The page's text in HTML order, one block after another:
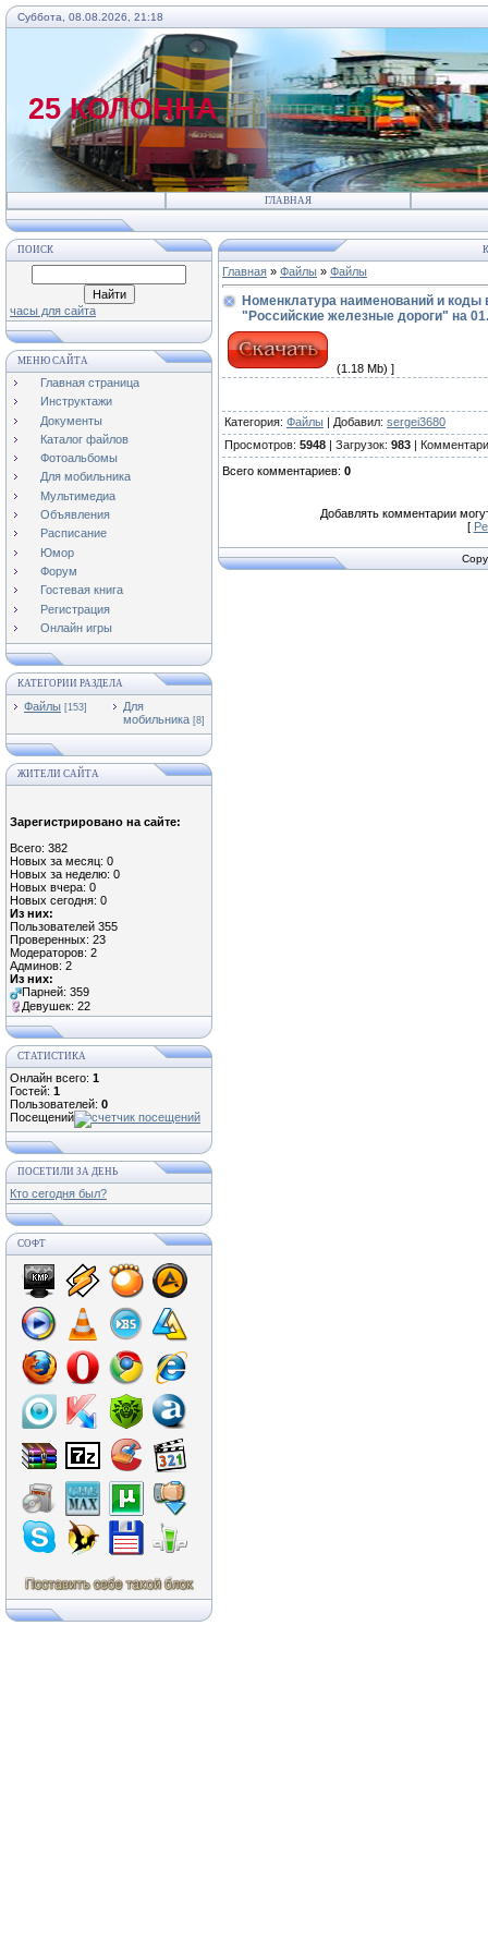
Суббота, 08.08.2026, 21:18
25 КОЛОННА
ГЛАВНАЯ
ПОИСК
часы для сайта
МЕНЮ САЙТА
Главная страница
Инструктажи
Документы
Каталог файлов
Фотоальбомы
Для мобильника
Мультимедиа
Объявления
Расписание
Юмор
Форум
Гостевая книга
Регистрация
Онлайн игры
КАТЕГОРИИ РАЗДЕЛА
Файлы [153]
Для
мобильника [8]
ЖИТЕЛИ САЙТА
Зарегистрировано на сайте:
Всего: 382
Новых за месяц: 0
Новых за неделю: 0
Новых вчера: 0
Новых сегодня: 0
Из них:
Пользователей 355
Проверенных: 23
Модераторов: 2
Админов: 2
Из них:
Парней: 359
Девушек: 22
СТАТИСТИКА
Онлайн всего: 1
Гостей: 1
Пользователей: 0
Посещений
ПОСЕТИЛИ ЗА ДЕНЬ
Кто сегодня был?
СОФТ
Главная » Файлы » Файлы
Номенклатура наименований и
"Российские железные дороги" на
(1.18 Mb) ]
Категория: Файлы | Добавил: sergei3680
Просмотров: 5948 | Загрузок: 983 |
Всего комментариев: 0
Добавлять комментарии
[